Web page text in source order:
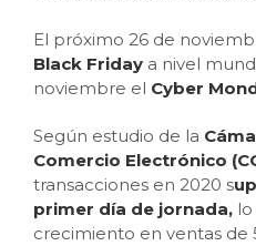
El próximo 26 de
Black Friday a nivel
noviembre el Cyber
Según estudio de la
Comercio Electrónico
transacciones en 2020 s
primer día de jornada,
crecimiento en ventas de